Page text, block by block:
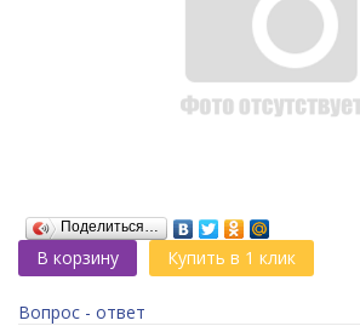
Поделиться…
В корзину Купить в 1 клик
Вопрос - ответ